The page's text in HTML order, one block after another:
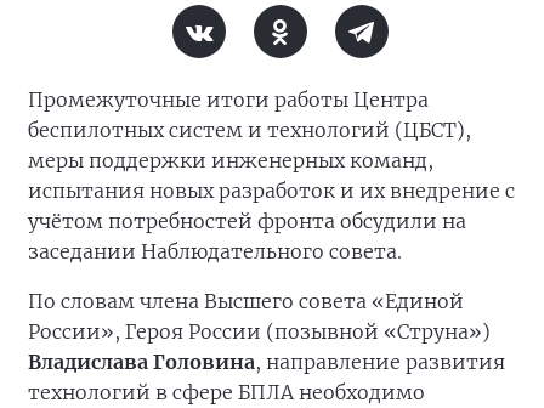
Промежуточные итоги работы Центра
беспилотных систем и технологий (ЦБСТ),
меры поддержки инженерных команд,
испытания новых разработок и их внедрение с
учётом потребностей фронта обсудили на
заседании Наблюдательного совета.
По словам члена Высшего совета «Единой
России», Героя России (позывной «Струна»)
Владислава Головина, направление развития
технологий в сфере БПЛА необходимо